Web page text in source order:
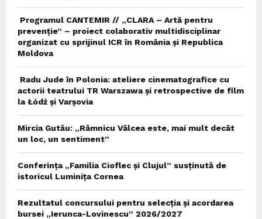
Programul CANTEMIR // „CLARA – Artă pentru
prevenție” – proiect colaborativ multidisciplinar
organizat cu sprijinul ICR în România și Republica
Moldova
Radu Jude în Polonia: ateliere cinematografice cu
actorii teatrului TR Warszawa și retrospective de film
la Łódź și Varșovia
Mircia Gutău: „Râmnicu Vâlcea este, mai mult decât
un loc, un sentiment”
Conferința „Familia Cioflec și Clujul” susținută de
istoricul Luminița Cornea
Rezultatul concursului pentru selecția și acordarea
bursei „Ierunca-Lovinescu” 2026/2027